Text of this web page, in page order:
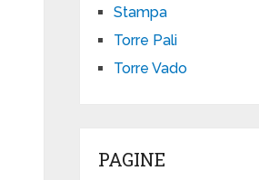
Stampa
Torre Pali
Torre Vado
PAGINE